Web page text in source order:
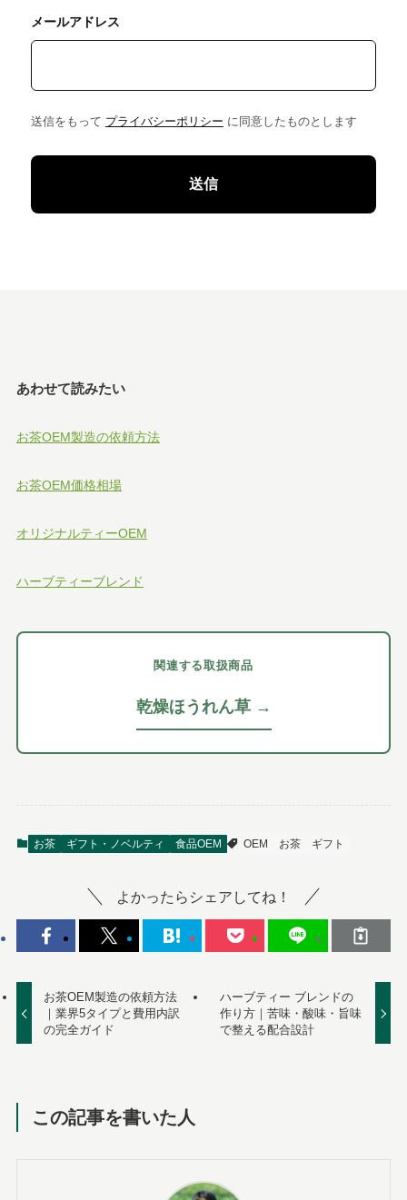
メールアドレス
送信をもって プライバシーポリシー に同意したものとします
あわせて読みたい
お茶OEM製造の依頼方法
お茶OEM価格相場
オリジナルティーOEM
ハーブティーブレンド
関連する取扱商品
乾燥ほうれん草 →
お茶 ギフト・ノベルティ 食品OEM OEM お茶 ギフト
よかったらシェアしてね！
お茶OEM製造の依頼方法
｜業界5タイプと費用内訳
の完全ガイド
ハーブティー ブレンドの
作り方｜苦味・酸味・旨味
で整える配合設計
この記事を書いた人